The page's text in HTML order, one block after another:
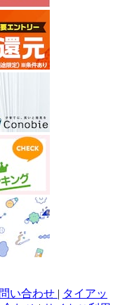
い合わせ | タイアッ